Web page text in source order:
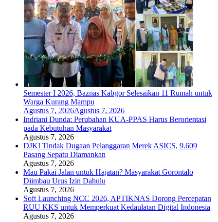
Semester I 2026, Baznas Kabgor Selesaikan 11 Rumah untuk
Warga Kurang Mampu
Agustus 7, 2026Agustus 7, 2026
Indriani Dunda: Perubahan KUA-PPAS Harus Berorientasi
pada Kebutuhan Masyarakat
Agustus 7, 2026
DJKI Tindak Dugaan Pelanggaran Merek ASICS, 9.609
Pasang Sepatu Diamankan
Agustus 7, 2026
Mau Pakai Jalan untuk Hajatan? Masyarakat Gorontalo
Diimbau Urus Izin Dahulu
Agustus 7, 2026
Soft Launching NCC 2026, APTIKNAS Dorong Percepatan
RUU KKS untuk Memperkuat Kedaulatan Digital Indonesia
Agustus 7, 2026